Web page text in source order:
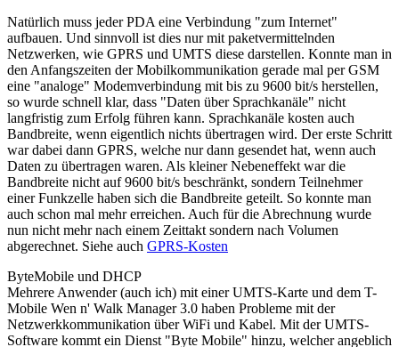
Natürlich muss jeder PDA eine Verbindung "zum Internet"
aufbauen. Und sinnvoll ist dies nur mit paketvermittelnden
Netzwerken, wie GPRS und UMTS diese darstellen. Konnte man in
den Anfangszeiten der Mobilkommunikation gerade mal per GSM
eine "analoge" Modemverbindung mit bis zu 9600 bit/s herstellen,
so wurde schnell klar, dass "Daten über Sprachkanäle" nicht
langfristig zum Erfolg führen kann. Sprachkanäle kosten auch
Bandbreite, wenn eigentlich nichts übertragen wird. Der erste Schritt
war dabei dann GPRS, welche nur dann gesendet hat, wenn auch
Daten zu übertragen waren. Als kleiner Nebeneffekt war die
Bandbreite nicht auf 9600 bit/s beschränkt, sondern Teilnehmer
einer Funkzelle haben sich die Bandbreite geteilt. So konnte man
auch schon mal mehr erreichen. Auch für die Abrechnung wurde
nun nicht mehr nach einem Zeittakt sondern nach Volumen
abgerechnet. Siehe auch GPRS-Kosten
ByteMobile und DHCP
Mehrere Anwender (auch ich) mit einer UMTS-Karte und dem T-
Mobile Wen n' Walk Manager 3.0 haben Probleme mit der
Netzwerkkommunikation über WiFi und Kabel. Mit der UMTS-
Software kommt ein Dienst "Byte Mobile" hinzu, welcher angeblich